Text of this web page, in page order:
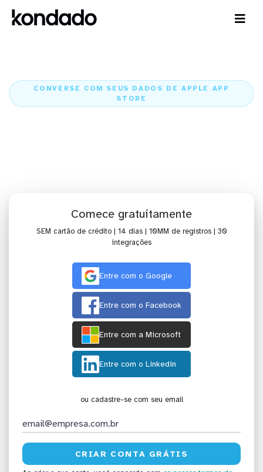
CONVERSE COM SEUS DADOS DE APPLE APP
STORE
Comece gratuitamente
SEM cartão de crédito | 14 dias | 10MM de registros | 30
integrações
Entre com o Google
Entre com o Facebook
Entre com a Microsoft
Entre com o Linkedin
ou cadastre-se com seu email